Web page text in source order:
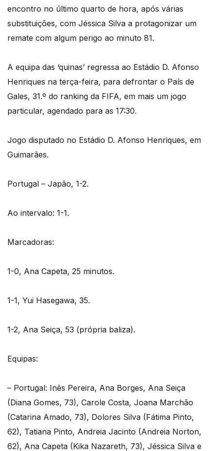
encontro no último quarto de hora, após várias
substituições, com Jéssica Silva a protagonizar um
remate com algum perigo ao minuto 81.
A equipa das ‘quinas’ regressa ao Estádio D. Afonso
Henriques na terça-feira, para defrontar o País de
Gales, 31.º do ranking da FIFA, em mais um jogo
particular, agendado para as 17:30.
Jogo disputado no Estádio D. Afonso Henriques, em
Guimarães.
Portugal – Japão, 1-2.
Ao intervalo: 1-1.
Marcadoras:
1-0, Ana Capeta, 25 minutos.
1-1, Yui Hasegawa, 35.
1-2, Ana Seiça, 53 (própria baliza).
Equipas:
– Portugal: Inês Pereira, Ana Borges, Ana Seiça
(Diana Gomes, 73), Carole Costa, Joana Marchão
(Catarina Amado, 73), Dolores Silva (Fátima Pinto,
62), Tatiana Pinto, Andreia Jacinto (Andreia Norton,
62), Ana Capeta (Kika Nazareth, 73), Jéssica Silva e